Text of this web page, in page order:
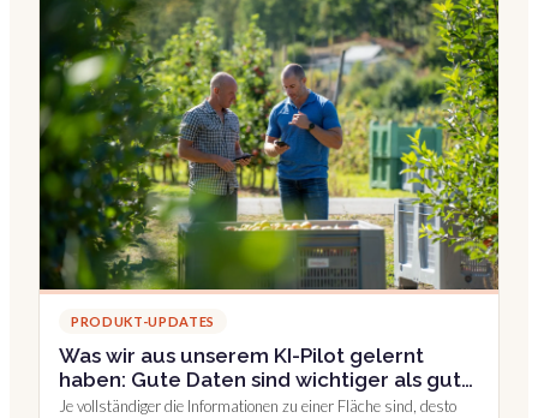
PRODUKT-UPDATES
Was wir aus unserem KI-Pilot gelernt
haben: Gute Daten sind wichtiger als gute
KI
Je vollständiger die Informationen zu einer Fläche sind, desto